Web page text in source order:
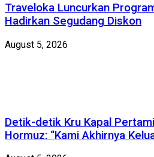
Traveloka Luncurkan
Hadirkan Segudang Diskon
August 5, 2026
Detik-detik Kru Kapal
Hormuz: “Kami Akhirnya